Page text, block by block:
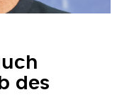
des